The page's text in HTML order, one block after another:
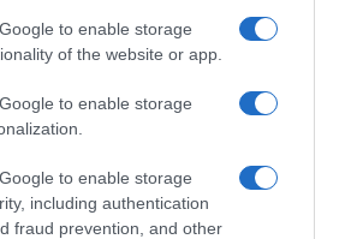
to enable storage
of the website or app.
to enable storage
to enable storage
including authentication
fraud prevention, and other
Compartir Compartir